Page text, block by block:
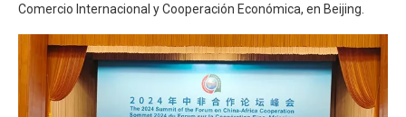
Comercio Internacional y Cooperación Económica, en Beijing.